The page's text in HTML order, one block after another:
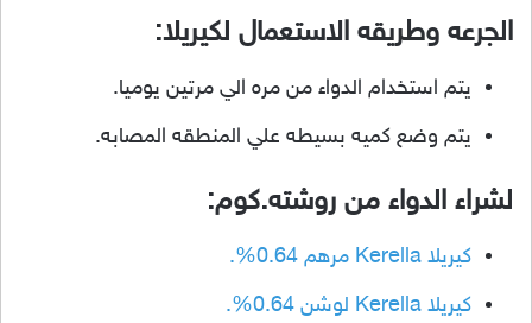
الجرعه وطريقه الاستعمال لكيريلا:
يتم استخدام الدواء من مره الي مرتين يوميا.
يتم وضع كميه بسيطه علي المنطقه المصابه.
لشراء الدواء من روشته.كوم:
كيريلا Kerella مرهم 0.64%.
كيريلا Kerella لوشن 0.64%.